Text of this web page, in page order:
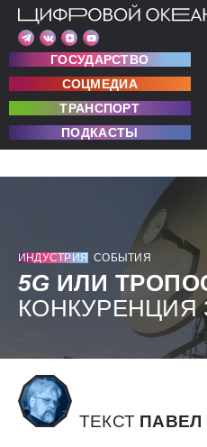
ГОСУДАРСТВО
СОЦМЕДИА
ТРАНСПОРТ
ПОДКАСТЫ
ИНДУСТРИЯ СОБЫТИЯ
5G ИЛИ
КОНКУРЕНЦИЯ
ТЕКСТ ПАВЕЛ